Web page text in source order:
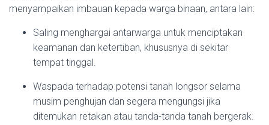
menyampaikan imbauan kepada warga binaan, antara lain:
Saling menghargai antarwarga untuk menciptakan
keamanan dan ketertiban, khususnya di sekitar
tempat tinggal.
Waspada terhadap potensi tanah longsor selama
musim penghujan dan segera mengungsi jika
ditemukan retakan atau tanda-tanda tanah bergerak.